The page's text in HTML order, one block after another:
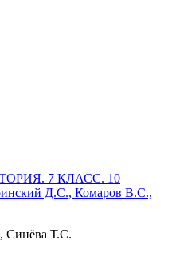
7 КЛАСС. 10
Д.С., Комаров В.С.,
Синёва Т.С.